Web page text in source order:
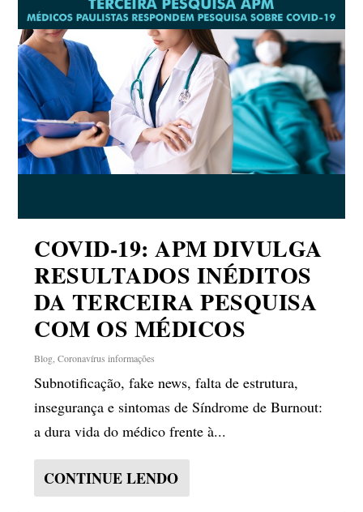
COVID-19: APM DIVULGA
RESULTADOS INÉDITOS
DA TERCEIRA PESQUISA
COM OS MÉDICOS
Blog ,Coronavírus informações
Subnotificação, fake news, falta de estrutura,
insegurança e sintomas de Síndrome de Burnout:
a dura vida do médico frente à...
CONTINUE LENDO